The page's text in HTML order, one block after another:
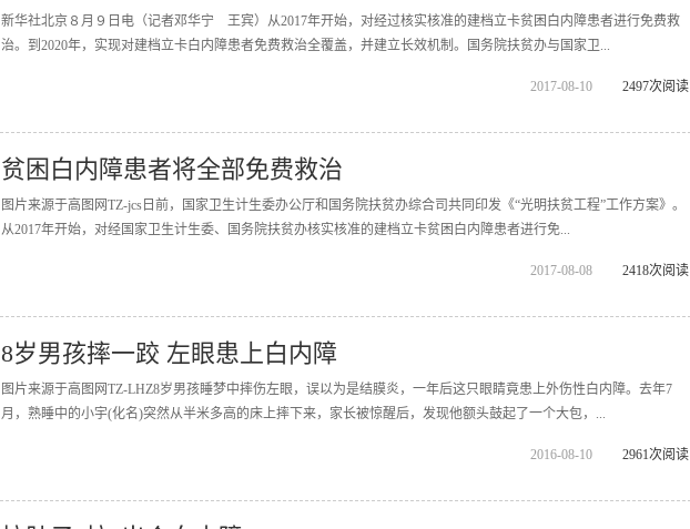
新华社北京８月９日电（记者邓华宁 王宾）从2017年开始，对经过核实核准的建档立卡贫困白内障患者进行免费救
治。到2020年，实现对建档立卡白内障患者免费救治全覆盖，并建立长效机制。国务院扶贫办与国家卫...
2017-08-10 2497次阅读
贫困白内障患者将全部免费救治
图片来源于高图网TZ-jcs日前，国家卫生计生委办公厅和国务院扶贫办综合司共同印发《“光明扶贫工程”工作方案》。
从2017年开始，对经国家卫生计生委、国务院扶贫办核实核准的建档立卡贫困白内障患者进行免...
2017-08-08 2418次阅读
8岁男孩摔一跤 左眼患上白内障
图片来源于高图网TZ-LHZ8岁男孩睡梦中摔伤左眼，误以为是结膜炎，一年后这只眼睛竟患上外伤性白内障。去年7
月，熟睡中的小宇(化名)突然从半米多高的床上摔下来，家长被惊醒后，发现他额头鼓起了一个大包，...
2016-08-10 2961次阅读